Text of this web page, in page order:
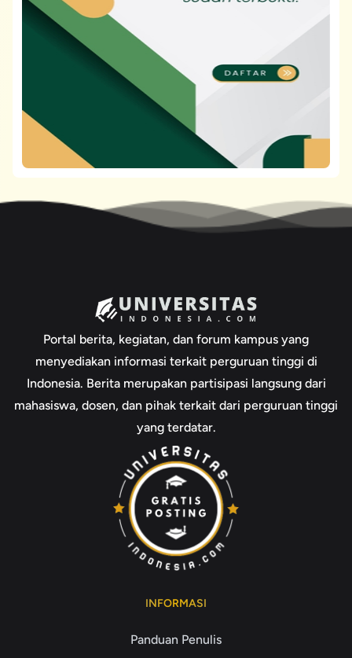
Portal berita, kegiatan, dan forum kampus yang
menyediakan informasi terkait perguruan tinggi di
Indonesia. Berita merupakan partisipasi langsung dari
mahasiswa, dosen, dan pihak terkait dari perguruan tinggi
yang terdatar.
INFORMASI
Panduan Penulis